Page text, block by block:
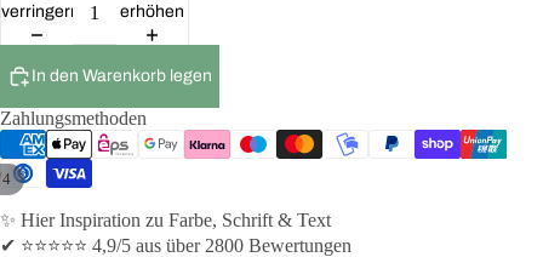
4
verringern
erhöhen
In den Warenkorb legen
Zahlungsmethoden
✨ Hier Inspiration zu Farbe, Schrift & Text
✔ ⭐⭐⭐⭐⭐ 4,9/5 aus über 2800 Bewertungen